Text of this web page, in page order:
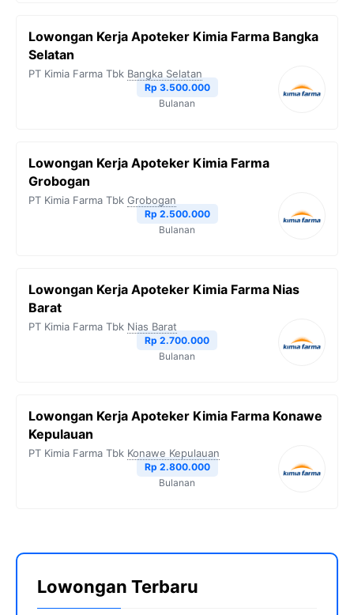
Lowongan Kerja Apoteker Kimia Farma Bangka
Selatan
PT Kimia Farma Tbk Bangka Selatan
Rp 3.500.000
Bulanan
Lowongan Kerja Apoteker Kimia Farma
Grobogan
PT Kimia Farma Tbk Grobogan
Rp 2.500.000
Bulanan
Lowongan Kerja Apoteker Kimia Farma Nias
Barat
PT Kimia Farma Tbk Nias Barat
Rp 2.700.000
Bulanan
Lowongan Kerja Apoteker Kimia Farma Konawe
Kepulauan
PT Kimia Farma Tbk Konawe Kepulauan
Rp 2.800.000
Bulanan
Lowongan Terbaru